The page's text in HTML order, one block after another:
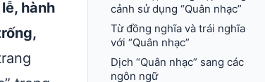
hành
cảnh sử dụng “Quân nhạc”
Từ đồng nghĩa và trái nghĩa
với “Quân nhạc”
Dịch “Quân nhạc” sang các
ngôn ngữ